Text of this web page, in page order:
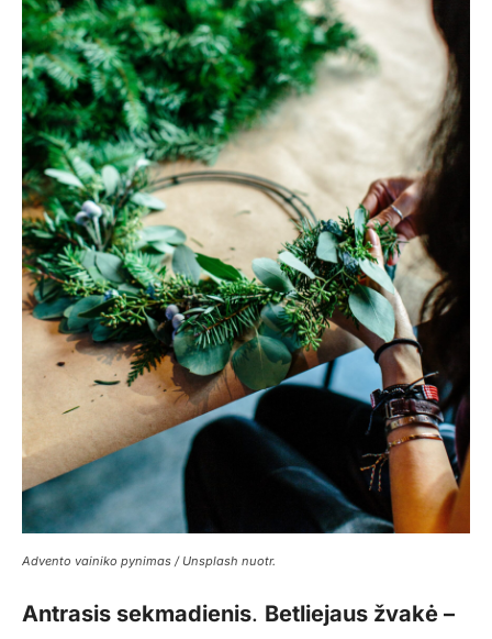
Advento vainiko pynimas / Unsplash nuotr.
Antrasis sekmadienis. Betliejaus žvakė –